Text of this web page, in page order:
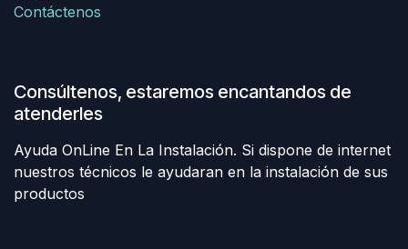
Contáctenos
Consúltenos, estaremos encantandos de
atenderles
Ayuda OnLine En La Instalación. Si dispone de internet
nuestros técnicos le ayudaran en la instalación de sus
productos